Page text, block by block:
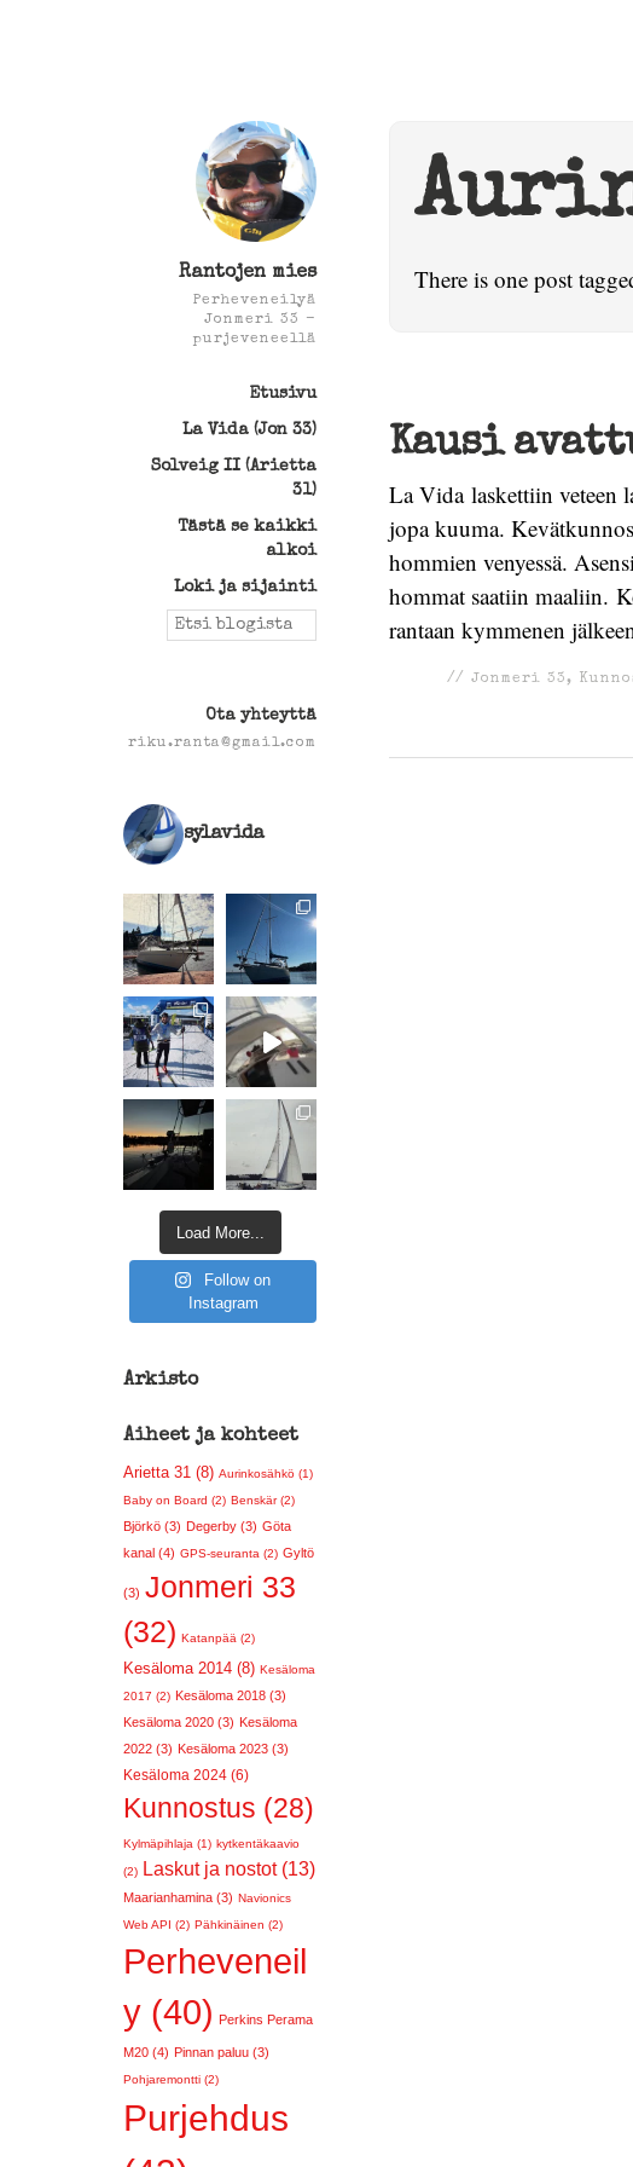
Rantojen mies
Perheveneilyä
Jonmeri 33 -
purjeveneellä
Etusivu
La Vida (Jon 33)
Solveig II (Arietta
31)
Tästä se kaikki
alkoi
Loki ja sijainti
Search
for:
There is one post
Kausi
La Vida laskettiin veteen
jopa kuuma.
hommien venyessä.
hommat saatiin maaliin.
rantaan kymmenen
// Jonmeri 33,
Ota yhteyttä
riku.ranta@gmail.com
sylavida
Load More...
Follow on
Instagram
Arkisto
Aiheet ja kohteet
Arietta 31 (8) Aurinkosähkö (1)
Baby on Board (2) Benskär (2)
Björkö (3) Degerby (3) Göta
kanal (4) GPS-seuranta (2) Gyltö
(3) Jonmeri 33
(32) Katanpää (2)
Kesäloma 2014 (8) Kesäloma
2017 (2) Kesäloma 2018 (3)
Kesäloma 2020 (3) Kesäloma
2022 (3) Kesäloma 2023 (3)
Kesäloma 2024 (6)
Kunnostus (28)
Kylmäpihlaja (1) kytkentäkaavio
(2) Laskut ja nostot (13)
Maarianhamina (3) Navionics
Web API (2) Pähkinäinen (2)
Perheveneil
y (40) Perkins Perama
M20 (4) Pinnan paluu (3)
Pohjaremontti (2)
Purjehdus